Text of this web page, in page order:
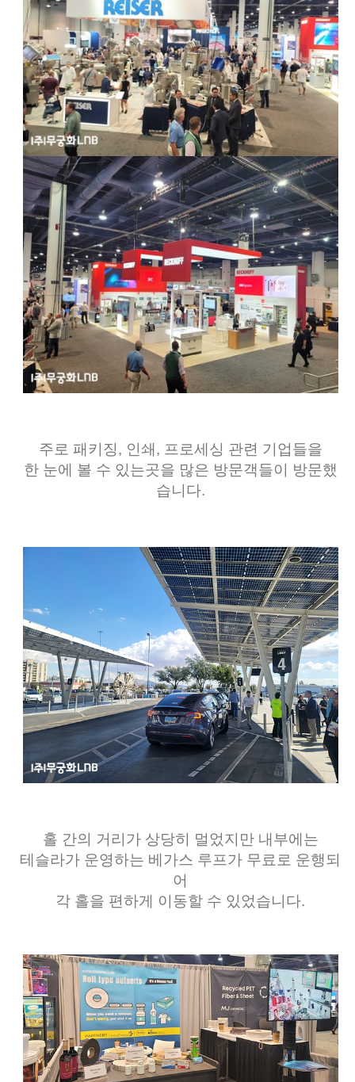
주로 패키징, 인쇄, 프로세싱 관련 기업들을
한 눈에 볼 수 있는곳을 많은 방문객들이 방문했
습니다.
홀 간의 거리가 상당히 멀었지만 내부에는
테슬라가 운영하는 베가스 루프가 무료로 운행되
어
각 홀을 편하게 이동할 수 있었습니다.